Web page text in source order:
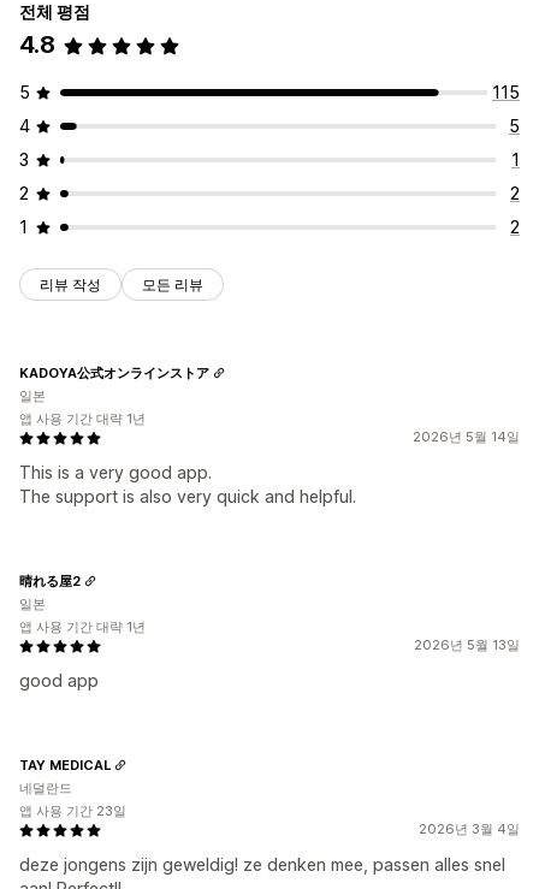
전체 평점
4.8
5
115
4
5
3
1
2
2
1
2
리뷰 작성 모든 리뷰
2026년 5월 14일
This is a very good app.
The support is also very quick and helpful.
KADOYA公式オンラインストア
일본
앱 사용 기간 대략 1년
2026년 5월 13일
good app
晴れる屋2
일본
앱 사용 기간 대략 1년
2026년 3월 4일
deze jongens zijn geweldig! ze denken mee, passen alles snel
TAY MEDICAL
네덜란드
앱 사용 기간 23일